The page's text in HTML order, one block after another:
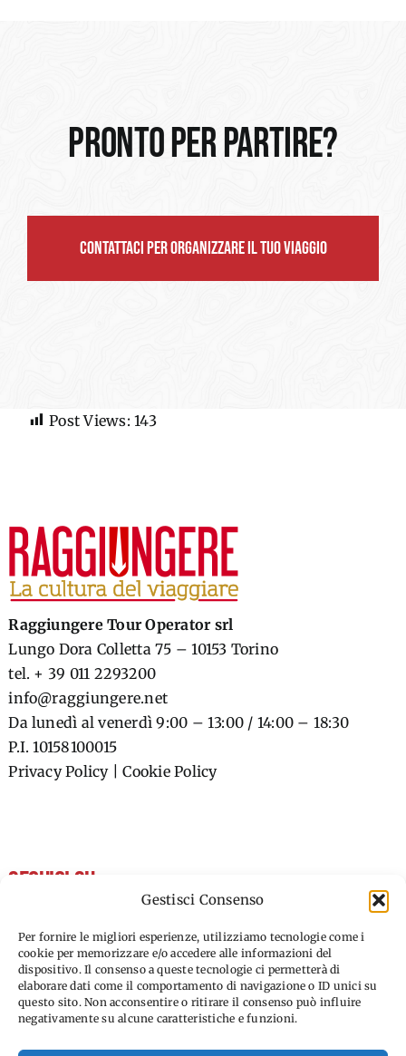
Gestisci Consenso
Per fornire le migliori esperienze, utilizziamo tecnologie come i
cookie per memorizzare e/o accedere alle informazioni del
dispositivo. Il consenso a queste tecnologie ci permetterà di
elaborare dati come il comportamento di navigazione o ID unici su
questo sito. Non acconsentire o ritirare il consenso può influire
negativamente su alcune caratteristiche e funzioni.
PRONTO PER PARTIRE?
CONTATTACI PER ORGANIZZARE IL TUO VIAGGIO
Post Views: 143
Raggiungere Tour Operator srl
Lungo Dora Colletta 75 – 10153 Torino
tel. + 39 011 2293200
info@raggiungere.net
Da lunedì al venerdì 9:00 – 13:00 / 14:00 – 18:30
P.I. 10158100015
Privacy Policy|Cookie Policy
SEGUICI SU
FACEBOOK
INSTAGRAM
LINKEDIN